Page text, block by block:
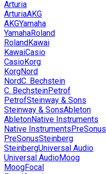
Arturia
ArturiaAKG
AKGYamaha
YamahaRoland
RolandKawai
KawaiCasio
CasioKorg
KorgNord
NordC. Bechstein
C. BechsteinPetrof
PetrofSteinway & Sons
Steinway & SonsAbleton
AbletonNative Instruments
Native InstrumentsPreSonus
PreSonusSteinberg
SteinbergUniversal Audio
Universal AudioMoog
MoogFocal